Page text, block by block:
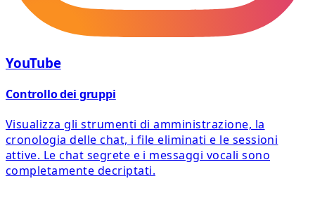
YouTube
Controllo dei gruppi
Visualizza gli strumenti di amministrazione, la
cronologia delle chat, i file eliminati e le sessioni
attive. Le chat segrete e i messaggi vocali sono
completamente decriptati.